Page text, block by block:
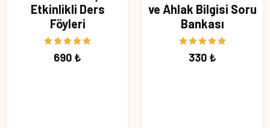
Etkinlikli Ders
Föyleri
690 ₺
ve Ahlak Bilgisi Soru
Bankası
330 ₺